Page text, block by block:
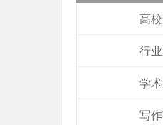
高
行
学
写